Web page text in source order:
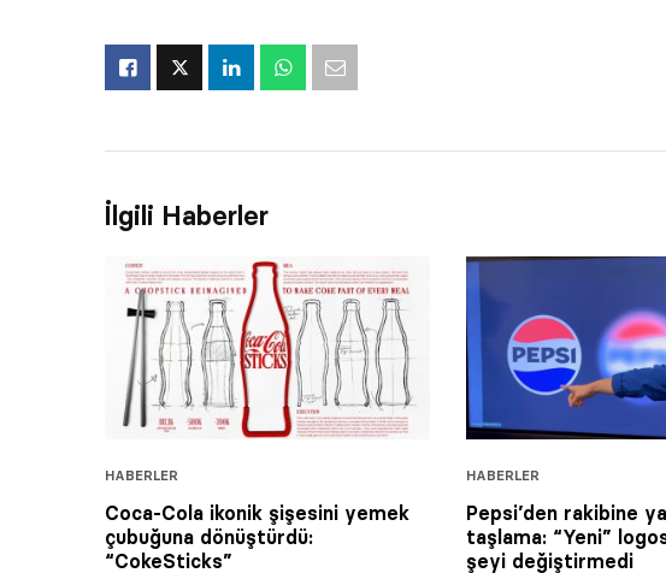
İlgili Haberler
HABERLER
Coca-Cola ikonik şişesini yemek
çubuğuna dönüştürdü:
“CokeSticks”
HABERLER
Pepsi’den rakibine
taşlama: “Yeni”
şeyi değiştirmedi